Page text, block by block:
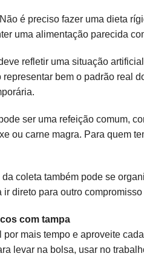
é preciso fazer uma dieta
uma alimentação parecida
refletir uma situação
bem o padrão real
ser uma refeição comum,
ou carne magra. Para quem
coleta também pode se
direto para outro
com tampa
mais tempo e aproveite
levar na bolsa, usar no